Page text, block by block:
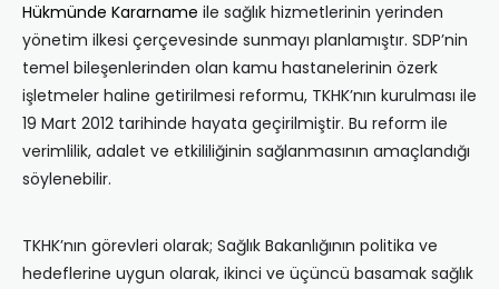
Hükmünde Kararname ile sağlık hizmetlerinin yerinden
yönetim ilkesi çerçevesinde sunmayı planlamıştır. SDP’nin
temel bileşenlerinden olan kamu hastanelerinin özerk
işletmeler haline getirilmesi reformu, TKHK’nın kurulması ile
19 Mart 2012 tarihinde hayata geçirilmiştir. Bu reform ile
verimlilik, adalet ve etkililiğinin sağlanmasının amaçlandığı
söylenebilir.
TKHK’nın görevleri olarak; Sağlık Bakanlığının politika ve
hedeflerine uygun olarak, ikinci ve üçüncü basamak sağlık